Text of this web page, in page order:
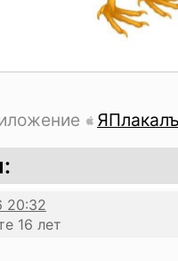
16 лет